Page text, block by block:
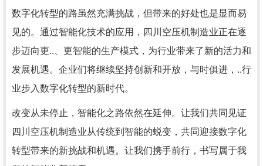
数字化转型的路虽然充满挑战，但带来的好处也是显而易
见的。通过智能化技术的应用，四川空压机制造业正在逐
步迈向更..、更智能的生产模式，为行业带来了新的活力和
发展机遇。企业们将继续坚持创新和开放，与时俱进，..行
业步入数字化转型的新时代。
改变从未停止，智能化之路依然在延伸。让我们共同见证
四川空压机制造业从传统到智能的蜕变，共同迎接数字化
转型带来的新挑战和机遇。让我们携手前行，书写属于我